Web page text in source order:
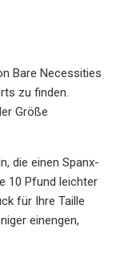
Bare Necessities
zu finden.
Größe
die einen Spanx-
10 Pfund leichter
für Ihre Taille
einengen,